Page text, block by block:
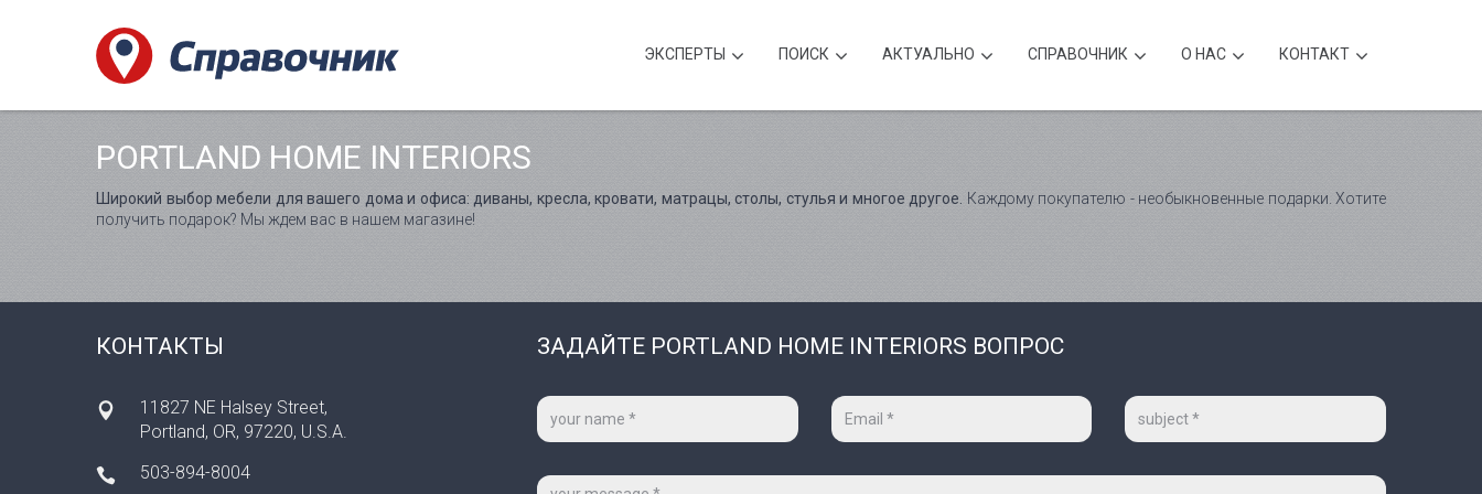
ЭКСПЕРТЫ ПОИСК АКТУАЛЬНО CПРАВОЧНИК О НАС КОНТАКТ
PORTLAND HOME INTERIORS
Широкий выбор мебели для вашего дома и офиса: диваны, кресла, кровати, матрацы, столы, стулья и многое другое.
Каждому покупателю - необыкновенные подарки. Хотите
получить подарок? Мы ждем вас в нашем магазине!
КОНТАКТЫ
11827 NE Halsey Street,
Portland, OR, 97220, U.S.A.
503-894-8004
ЗАДАЙТЕ PORTLAND HOME INTERIORS ВОПРОС
Ваше
имя
Ваш
mail
Тема
Сообщение